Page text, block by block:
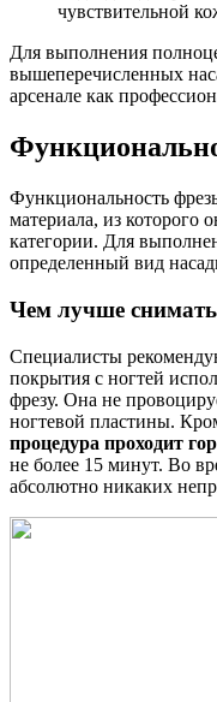
чувствительной
Для выполнения
вышеперечисленных
арсенале как
Функциональность
материала, из которого
категории. Для
определенный вид
Чем лучше
Специалисты
покрытия с ногтей
фрезу. Она не
ногтевой пластины.
процедура проходит
не более 15 минут. Во
абсолютно никаких